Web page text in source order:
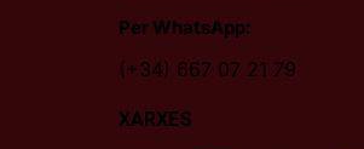
Per WhatsApp:
(+34) 667 07 21 79
XARXES